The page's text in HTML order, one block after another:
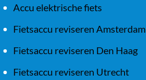
Accu elektrische fiets
Fietsaccu reviseren Amsterdam
Fietsaccu reviseren Den Haag
Fietsaccu reviseren Utrecht